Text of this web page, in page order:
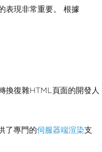
表現非常重要。 根據
換復雜HTML頁面的開發人
了專門的伺服器端渲染支